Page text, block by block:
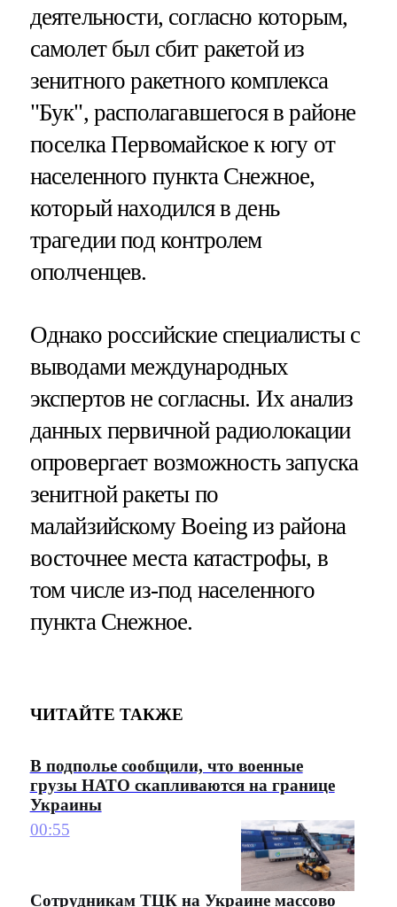
деятельности, согласно которым,
самолет был сбит ракетой из
зенитного ракетного комплекса
"Бук", располагавшегося в районе
поселка Первомайское к югу от
населенного пункта Снежное,
который находился в день
трагедии под контролем
ополченцев.
Однако российские специалисты с
выводами международных
экспертов не согласны. Их анализ
данных первичной радиолокации
опровергает возможность запуска
зенитной ракеты по
малайзийскому Boeing из района
восточнее места катастрофы, в
том числе из-под населенного
пункта Снежное.
ЧИТАЙТЕ ТАКЖЕ
В подполье сообщили, что военные
грузы НАТО скапливаются на границе
Украины
00:55
Сотрудникам ТЦК на Украине массово